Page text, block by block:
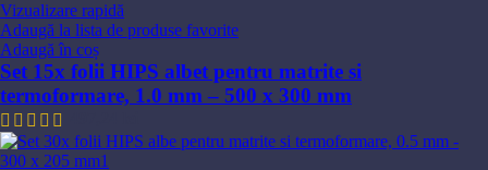
Vizualizare rapidă
Adaugă la lista de produse favorite
Adaugă în coș
Set 15x folii HIPS albet pentru matrite si
termoformare, 1.0 mm – 500 x 300 mm